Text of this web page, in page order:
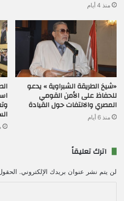
منذ 4 أيام
«شيخ الطريقة الشبراوية » يدعو
للحفاظ على الأمن القومي
المصري والالتفات حول القيادة
منذ 6 أيام
اترك تعليقاً
لن يتم نشر عنوان بريدك الإلكتروني.